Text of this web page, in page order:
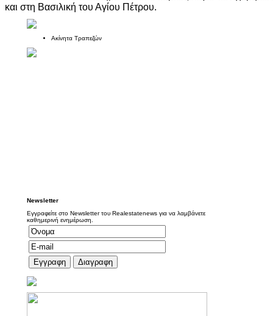
και στη Βασιλική του Αγίου Πέτρου.
Ακίνητα Τραπεζών
Newsletter
Εγγραφείτε στο Newsletter του Realestatenews για να λαμβάνετε
καθημερινή ενημέρωση.